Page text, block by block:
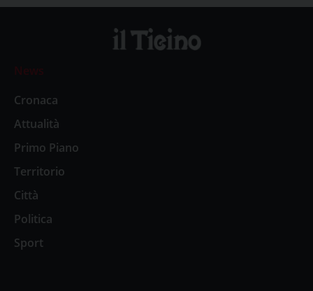
News
Cronaca
Attualità
Primo Piano
Territorio
Città
Politica
Sport